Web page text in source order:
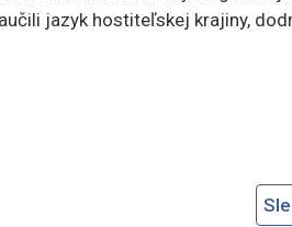
jazyk hostiteľskej krajiny,